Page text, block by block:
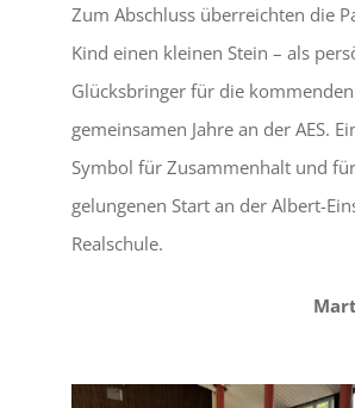
Zum Abschluss überreichten die
Kind einen kleinen Stein – als
Glücksbringer für die kommenden
gemeinsamen Jahre an der AES.
Symbol für Zusammenhalt und
gelungenen Start an der Albert-
Realschule.